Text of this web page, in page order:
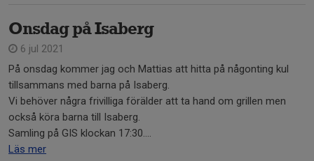
Onsdag på Isaberg
6 jul 2021
På onsdag kommer jag och Mattias att hitta på någonting kul
tillsammans med barna på Isaberg.
Vi behöver några frivilliga förälder att ta hand om grillen men
också köra barna till Isaberg.
Samling på GIS klockan 17:30....
Läs mer